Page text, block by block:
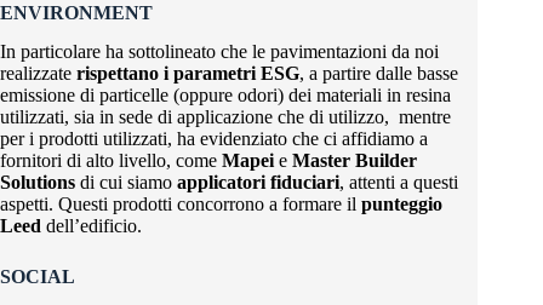
ENVIRONMENT
In particolare ha sottolineato che le pavimentazioni da noi
realizzate rispettano i parametri ESG, a partire dalle basse
emissione di particelle (oppure odori) dei materiali in resina
utilizzati, sia in sede di applicazione che di utilizzo, mentre
per i prodotti utilizzati, ha evidenziato che ci affidiamo a
fornitori di alto livello, come Mapei e Master Builder
Solutions di cui siamo applicatori fiduciari, attenti a questi
aspetti. Questi prodotti concorrono a formare il punteggio
Leed dell’edificio.
SOCIAL